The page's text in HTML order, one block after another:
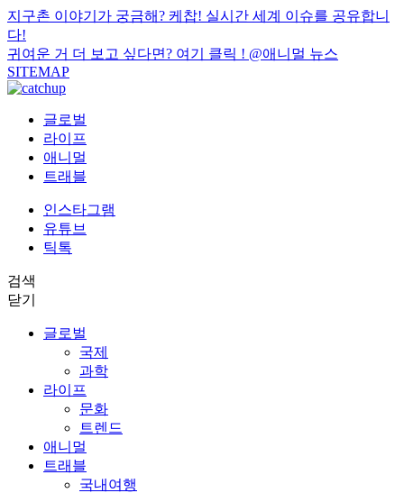
지구촌 이야기가 궁금해? 케찹! 실시간 세계 이슈를 공유합니
다!
귀여운 거 더 보고 싶다면? 여기 클릭 ! @애니멀 뉴스
SITEMAP
글로벌
라이프
애니멀
트래블
인스타그램
유튜브
틱톡
검색
닫기
글로벌
국제
과학
라이프
문화
트렌드
애니멀
트래블
국내여행